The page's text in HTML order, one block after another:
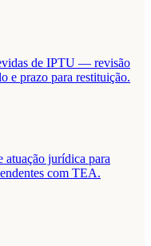
de IPTU — revisão
e prazo para restituição.
atuação jurídica para
com TEA.